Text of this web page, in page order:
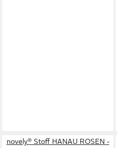
novely® Stoff HANAU ROSEN -